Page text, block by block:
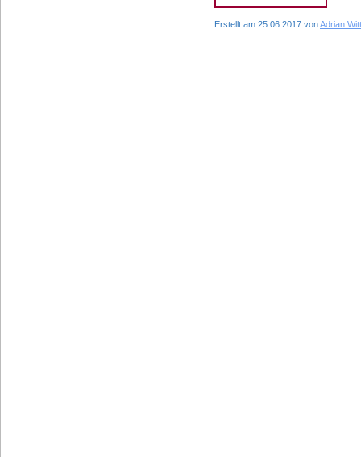
Erstellt am 25.06.2017 vonAdrian Witt